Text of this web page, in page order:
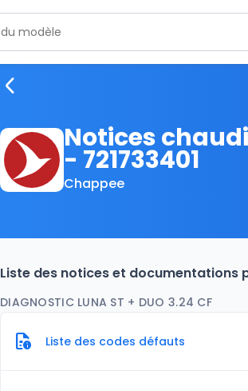
Notices
- 721733401
Chappee
Liste des notices et documentations
DIAGNOSTIC LUNA ST + DUO 3.24 CF
Liste des codes défauts